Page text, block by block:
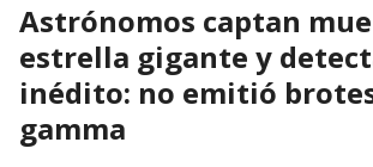
Astrónomos captan
estrella gigante y
inédito: no emitió
gamma